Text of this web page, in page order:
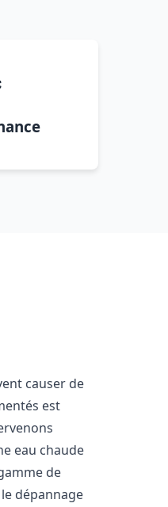
causer de
est
eau chaude
de
dépannage